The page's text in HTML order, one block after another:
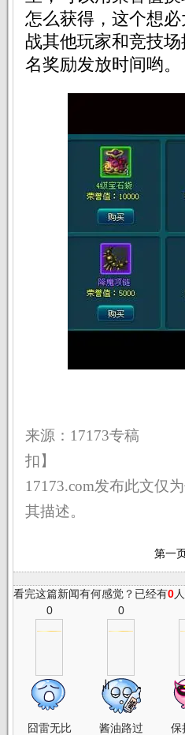
怎么获得，这个想
战其他玩家和竞技
名奖励发放时间哟。
来源：
扣】
17173.com发布此文仅
其描述。
第一
看完这篇新闻有何感觉？已经有0
0
囧雷无比
0
酱油路过 保